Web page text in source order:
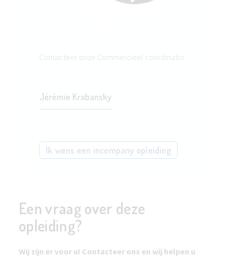
Contacteer onze Commercieel coördinator
Jérémie Krabansky
Ik wens een incompany opleiding
Een vraag over deze
opleiding?
Wij zijn er voor u! Contacteer ons en wij helpen u